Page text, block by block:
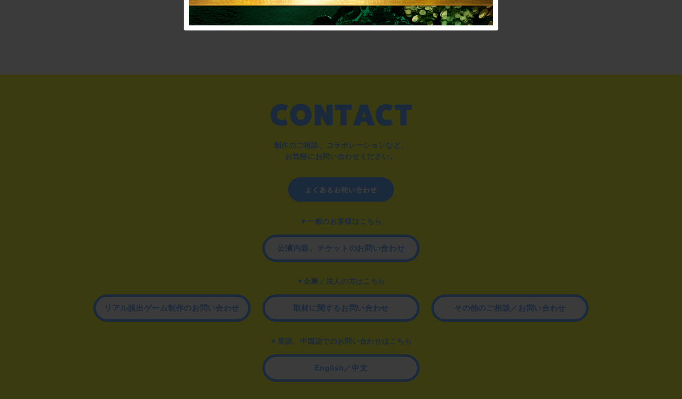
制作のご相談、コラボレーションなど、
お気軽にお問い合わせください。
▼一般のお客様はこちら
公演内容、チケットのお問い合わせ
▼企業／法人の方はこちら
リアル脱出ゲーム制作のお問い合わせ 取材に関するお問い合わせ その他のご相談／お問い合わせ
▼英語、中国語でのお問い合わせはこちら
English／中文